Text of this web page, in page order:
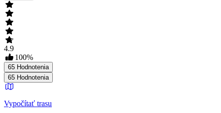
4.9
100%
65 Hodnotenia
65 Hodnotenia
Vypočítať trasu